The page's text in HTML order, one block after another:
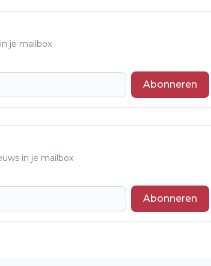
je mailbox
Abonneren
in je mailbox
Abonneren